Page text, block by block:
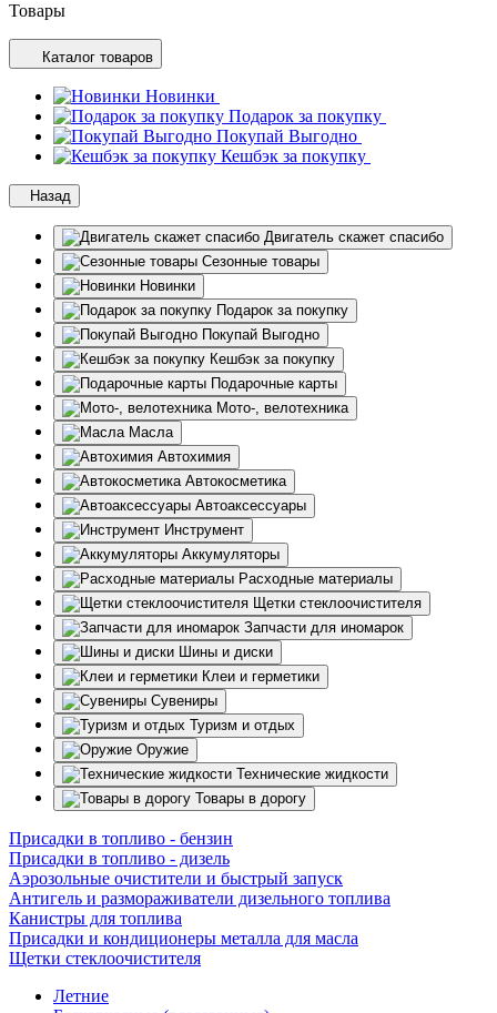
Товары
Каталог товаров
Новинки
Подарок за покупку
Покупай Выгодно
Кешбэк за покупку
Назад
Двигатель скажет спасибо
Сезонные товары
Новинки
Подарок за покупку
Покупай Выгодно
Кешбэк за покупку
Подарочные карты
Мото-, велотехника
Масла
Автохимия
Автокосметика
Автоаксессуары
Инструмент
Аккумуляторы
Расходные материалы
Щетки стеклоочистителя
Запчасти для иномарок
Шины и диски
Клеи и герметики
Сувениры
Туризм и отдых
Оружие
Технические жидкости
Товары в дорогу
Присадки в топливо - бензин
Присадки в топливо - дизель
Аэрозольные очистители и быстрый запуск
Антигель и размораживатели дизельного топлива
Канистры для топлива
Присадки и кондиционеры металла для масла
Щетки стеклоочистителя
Летние